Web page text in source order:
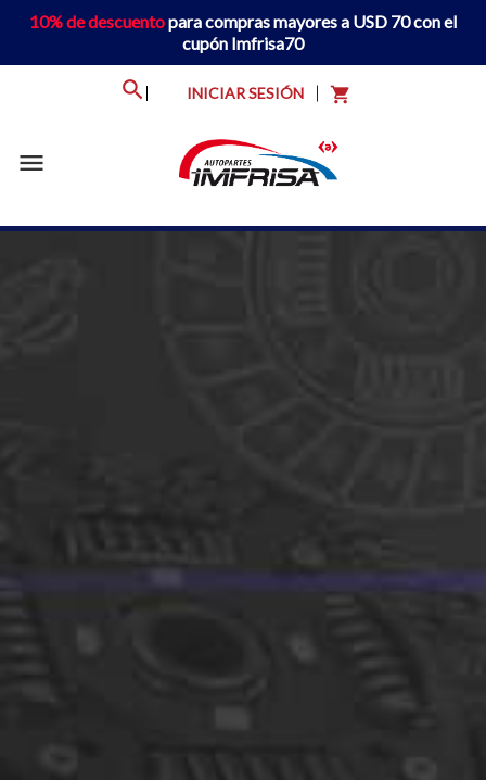
10% de descuentopara compras mayores a USD 70 con el
cupón Imfrisa70
INICIAR SESIÓN shopping_cart
menu